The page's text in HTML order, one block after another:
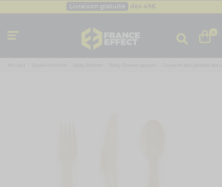
Livraison gratuite dès 49€
Livraison gratuite dès 49 0
Accueil Soirée à thème Baby Shower Baby Shower garçon Couverts bois jetable bleu